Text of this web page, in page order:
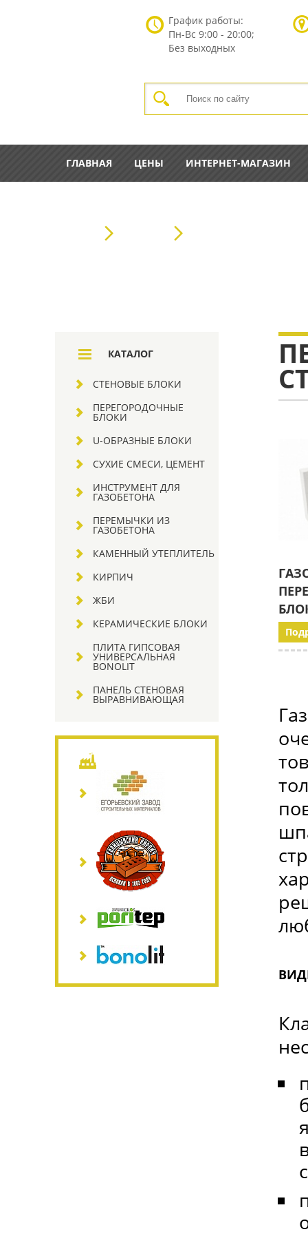
График работы:
Пн-Вс 9:00 - 20:00;
Без выходных
ГЛАВНАЯ ЦЕНЫ ИНТЕРНЕТ-МАГАЗИН
КАТАЛОГ
СТЕНОВЫЕ БЛОКИ
ПЕРЕГОРОДОЧНЫЕ
БЛОКИ
U-ОБРАЗНЫЕ БЛОКИ
СУХИЕ СМЕСИ, ЦЕМЕНТ
ИНСТРУМЕНТ ДЛЯ
ГАЗОБЕТОНА
ПЕРЕМЫЧКИ ИЗ
ГАЗОБЕТОНА
КАМЕННЫЙ УТЕПЛИТЕЛЬ
КИРПИЧ
ЖБИ
КЕРАМИЧЕСКИЕ БЛОКИ
ПЛИТА ГИПСОВАЯ
УНИВЕРСАЛЬНАЯ
BONOLIT
ПАНЕЛЬ СТЕНОВАЯ
ВЫРАВНИВАЮЩАЯ